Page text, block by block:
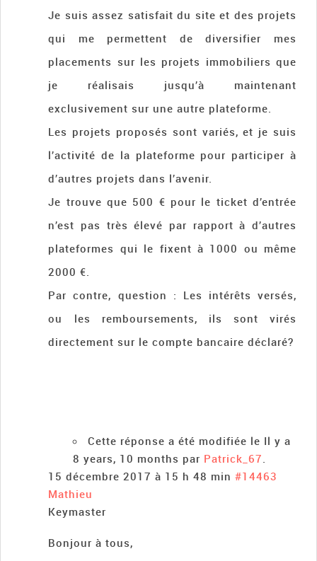
Je suis assez satisfait du site et des projets
qui me permettent de diversifier mes
placements sur les projets immobiliers que
je réalisais jusqu’à maintenant
exclusivement sur une autre plateforme.
Les projets proposés sont variés, et je suis
l’activité de la plateforme pour participer à
d’autres projets dans l’avenir.
Je trouve que 500 € pour le ticket d’entrée
n’est pas très élevé par rapport à d’autres
plateformes qui le fixent à 1000 ou même
2000 €.
Par contre, question : Les intérêts versés,
ou les remboursements, ils sont virés
directement sur le compte bancaire déclaré?
Cette réponse a été modifiée le Il y a
8 years, 10 months par Patrick_67.
15 décembre 2017 à 15 h 48 min #14463
Mathieu
Keymaster
Bonjour à tous,